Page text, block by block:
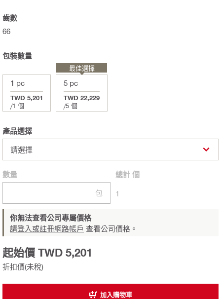
齒數
66
包裝數量
1 pc
TWD 5,201
/1 個
5 pc
TWD 22,229
/5 個
最佳選擇
產品選擇
請選擇
數量
包
總計 個
1
你無法查看公司專屬價格
請登入或註冊網路帳戶 查看公司價格。
折扣價(未稅)
起始價 TWD 5,201
加入購物車